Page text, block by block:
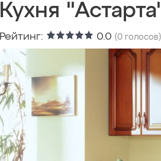
Кухня
Рейтинг: 0.0 (0 голосов)